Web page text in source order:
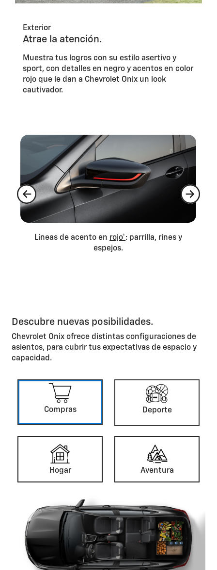
Exterior
Atrae la atención.
Muestra tus logros con su estilo asertivo y
sport, con detalles en negro y acentos en color
rojo que le dan a Chevrolet Onix un look
cautivador.
Líneas de acento en rojo*: parrilla, rines y
espejos.
Descubre nuevas posibilidades.
Chevrolet Onix ofrece distintas configuraciones de
asientos, para cubrir tus expectativas de espacio y
capacidad.
Compras Deporte
Hogar Aventura